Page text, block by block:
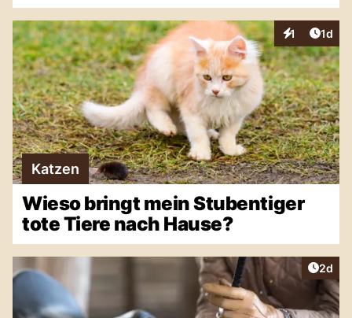
1
Interaktionen
1d
Katzen
Wieso bringt mein Stubentiger
tote Tiere nach Hause?
2d